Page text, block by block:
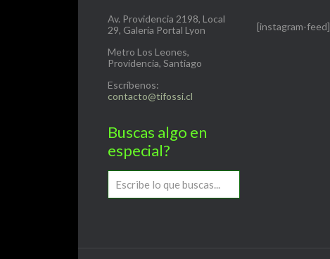
Av. Providencia 2198, Local
29, Galería Portal Lyon
Metro Los Leones,
Providencia, Santiago
Escríbenos:
contacto@tifossi.cl
Buscas algo en
especial?
[instagram-feed]